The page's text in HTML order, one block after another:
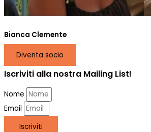
Bianca Clemente
Diventa socio
Iscriviti alla nostra Mailing List!
Nome
Email
Iscriviti